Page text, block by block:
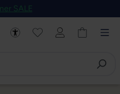
springen
SALE